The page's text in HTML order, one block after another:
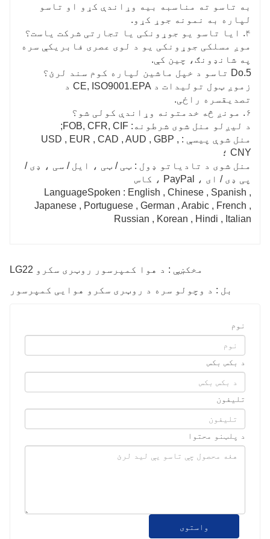
به تاسو ته مناسبه بیه وړاندې کړو او تاسو
لپاره به نمونه جوړ کړو.
۴. ایا تاسو یو جوړونکی یا تجارتی شرکت یاست؟
موږ مسلکی جوړونکی یو د لوی عصری فابریکې سره
په شانډونګ، چین کې.
5.Do تاسو د خپل ماشین لپاره کوم سند لرئ؟
زموږ ټول تولیدات د CE, ISO9001.EPA د
تصدیقسره راځی.
۶. مونږ څه خدمتونه وړاندې کولی شو؟
د لیږلو منل شوی شرطونه: FOB, CFR, CIF;
منل شوې پیسې : USD , EUR , CAD , AUD , GBP ,
CNY ؛
منل شوی د تادیاتو ډول : ټی / ټی ، ایل / سی ، ډی /
پی ډی / ای ، PayPal ، کاس
LanguageSpoken : English , Chinese , Spanish ,
Japanese , Portuguese , German , Arabic , French ,
Russian , Korean , Hindi , Italian
مخکښې : د هوا کمپرسور روټری سکرو LG22
بل : د وچولو سره د روټری سکرو هوایی کمپرسور
نوم
د بکس بکس
تلیفون
د پلټنو محتوا
واستوی